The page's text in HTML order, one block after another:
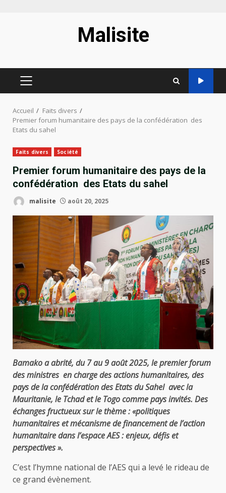
Malisite
MENU
Accueil
Faits divers
Premier forum humanitaire des pays de la confédération des
Etats du sahel
Faits divers Société
Premier forum humanitaire des pays de la
confédération des Etats du sahel
malisite août 20, 2025
Bamako a abrité, du 7 au 9 août 2025, le premier forum
des ministres en charge des actions humanitaires, des
pays de la confédération des Etats du Sahel avecla
Mauritanie, le Tchad et le Togo comme pays invités. Des
échanges fructueux surle thème : «politiques
humanitaires et mécanisme de financement de l’action
humanitaire dans l’espace AES : enjeux, défis et
perspectives ».
C’est l’hymne national de l’AES qui a levé le rideau de
ce grand évènement.